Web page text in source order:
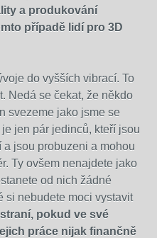
a produkování
případě lidí pro 3D
do vyšších vibrací. To
Nedá se čekat, že někdo
svezeme jako jsme se
jen pár jedinců, kteří jsou
jsou probuzeni a mohou
Ty ovšem nenajdete jako
od nich žádné
si nebudete moci vystavit
pokud ve své
práce nijak finančně